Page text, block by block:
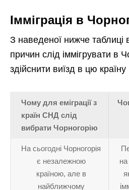
Імміграція в
З наведеної нижче таблиці
причин слід іммігрувати в
здійснити виїзд в цю
Чому для еміграції з
країн СНД слід
вибрати Чорногорію
На сьогодні Чорногорія
є незалежною
країною, але в
найближчому